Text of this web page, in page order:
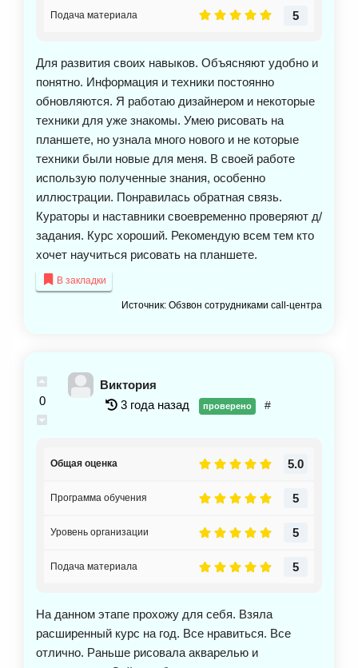
5
Подача материала
Для развития своих навыков. Объясняют удобно и
понятно. Информация и техники постоянно
обновляются. Я работаю дизайнером и некоторые
техники для уже знакомы. Умею рисовать на
планшете, но узнала много нового и не которые
техники были новые для меня. В своей работе
использую полученные знания, особенно
иллюстрации. Понравилась обратная связь.
Кураторы и наставники своевременно проверяют д/
задания. Курс хороший. Рекомендую всем тем кто
хочет научиться рисовать на планшете.
В закладки
Источник: Обзвон сотрудниками call-центра
0
Виктория
3 года назад
проверено #
5.0
Общая оценка
5
Программа обучения
5
Уровень организации
5
Подача материала
На данном этапе прохожу для себя. Взяла
расширенный курс на год. Все нравиться. Все
отлично. Раньше рисовала акварелью и